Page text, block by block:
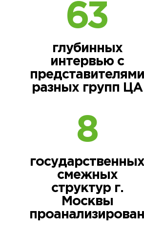
63
глубинных
интервью с
представителями
разных групп ЦА
8
государственных
смежных
структур г.
Москвы